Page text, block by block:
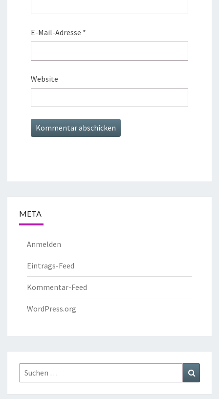
E-Mail-Adresse *
Website
META
Anmelden
Eintrags-Feed
Kommentar-Feed
WordPress.org